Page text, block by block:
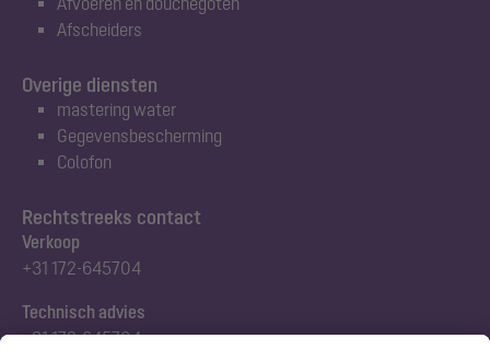
Afscheiders
Rechtstreeks contact
Verkoop
+31 172-645704
Technisch advies
+31 172-645704
Overige diensten
mastering water
Gegevensbescherming
Colofon